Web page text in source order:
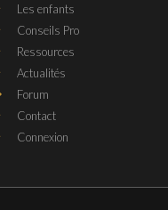
Les enfants
Conseils Pro
Ressources
Actualités
Forum
Contact
Connexion